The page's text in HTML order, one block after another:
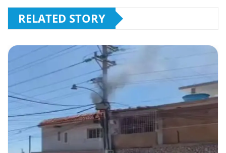
RELATED STORY